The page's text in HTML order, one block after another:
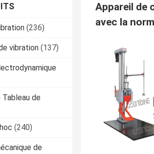
(236)
vibration (137)
de
(240)
de
Appareil de
avec la